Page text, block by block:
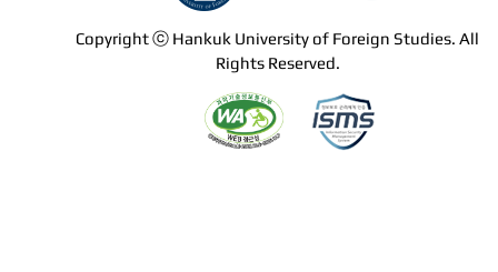
Copyright ⓒ Hankuk University of Foreign Studies. All
Rights Reserved.